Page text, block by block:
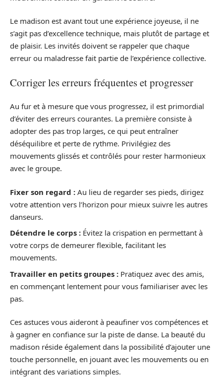
Le madison est avant tout une expérience joyeuse, il ne
s’agit pas d’excellence technique, mais plutôt de partage et
de plaisir. Les invités doivent se rappeler que chaque
erreur ou maladresse fait partie de l’expérience collective.
Corriger les erreurs fréquentes et progresser
Au fur et à mesure que vous progressez, il est primordial
d’éviter des erreurs courantes. La première consiste à
adopter des pas trop larges, ce qui peut entraîner
déséquilibre et perte de rythme. Privilégiez des
mouvements glissés et contrôlés pour rester harmonieux
avec le groupe.
Fixer son regard : Au lieu de regarder ses pieds, dirigez
votre attention vers l’horizon pour mieux suivre les autres
danseurs.
Détendre le corps : Évitez la crispation en permettant à
votre corps de demeurer flexible, facilitant les
mouvements.
Travailler en petits groupes : Pratiquez avec des amis,
en commençant lentement pour vous familiariser avec les
pas.
Ces astuces vous aideront à peaufiner vos compétences et
à gagner en confiance sur la piste de danse. La beauté du
madison réside également dans la possibilité d’ajouter une
touche personnelle, en jouant avec les mouvements ou en
intégrant des variations simples.